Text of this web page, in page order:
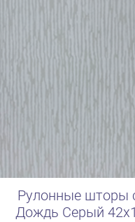
Рулонные шторы
Дождь Серый